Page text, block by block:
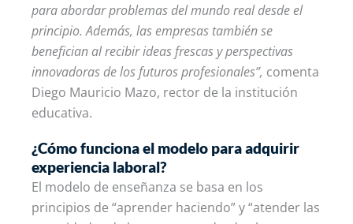
para abordar problemas del mundo real desde el
principio. Además, las empresas también se
benefician al recibir ideas frescas y perspectivas
innovadoras de los futuros profesionales”, comenta
Diego Mauricio Mazo, rector de la institución
educativa.
¿Cómo funciona el modelo para adquirir
experiencia laboral?
El modelo de enseñanza se basa en los
principios de “aprender haciendo” y “atender las